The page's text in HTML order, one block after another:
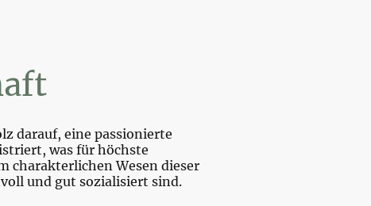
darauf, eine passionierte
was für höchste
charakterlichen Wesen dieser
und gut sozialisiert sind.